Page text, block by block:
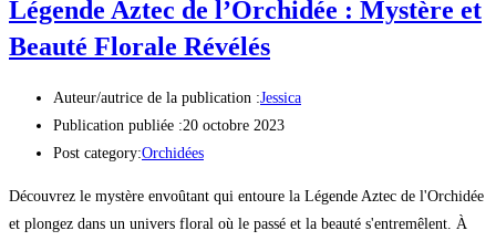
Légende Aztec de l’Orchidée : Mystère et
Beauté Florale Révélés
Auteur/autrice de la publication :Jessica
Publication publiée :20 octobre 2023
Post category:Orchidées
Découvrez le mystère envoûtant qui entoure la Légende Aztec de l'Orchidée
et plongez dans un univers floral où le passé et la beauté s'entremêlent. À